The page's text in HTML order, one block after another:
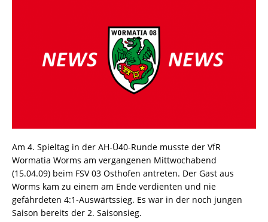
Am 4. Spieltag in der AH-Ü40-Runde musste der VfR
Wormatia Worms am vergangenen Mittwochabend
(15.04.09) beim FSV 03 Osthofen antreten. Der Gast aus
Worms kam zu einem am Ende verdienten und nie
gefährdeten 4:1-Auswärtssieg. Es war in der noch jungen
Saison bereits der 2. Saisonsieg.